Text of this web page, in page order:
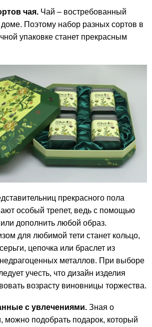
чая. Чай – востребованный
Поэтому набор разных сортов в
упаковке станет прекрасным
прекрасного пола
особый трепет, ведь с помощью
или дополнить любой образ.
для любимой тети станет кольцо,
цепочка или браслет из
металлов. При выборе
учесть, что дизайн изделия
возрасту виновницы торжества.
с увлечениями. Зная о
можно подобрать подарок, который